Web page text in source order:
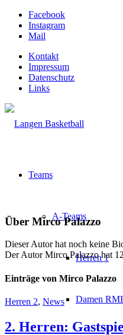
Facebook
Instagram
Mail
Kontakt
Impressum
Datenschutz
Links
Teams
A-Teams
Herren 1
Damen
Über Mirco Palazzo
Dieser Autor hat noch keine
Der AutorMirco Palazzohat
Einträge von Mirco Palazzo
Herren 2, News
2. Herren: